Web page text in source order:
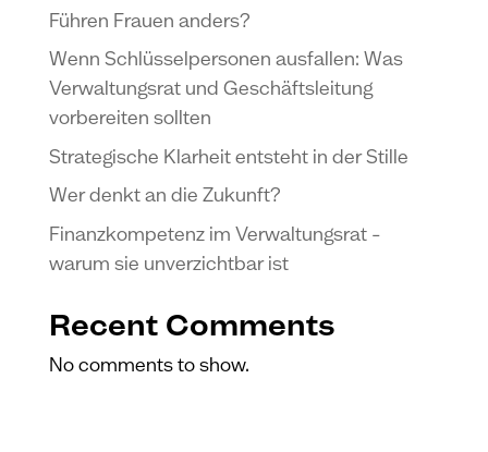
Führen Frauen anders?
Wenn Schlüsselpersonen ausfallen: Was
Verwaltungsrat und Geschäftsleitung
vorbereiten sollten
Strategische Klarheit entsteht in der Stille
Wer denkt an die Zukunft?
Finanzkompetenz im Verwaltungsrat –
warum sie unverzichtbar ist
Recent Comments
No comments to show.